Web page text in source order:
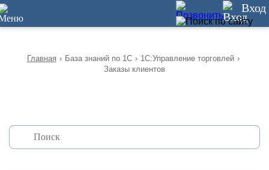
12 Вход
Главная › База знаний по 1С › 1С:Управление торговлей ›
Заказы клиентов